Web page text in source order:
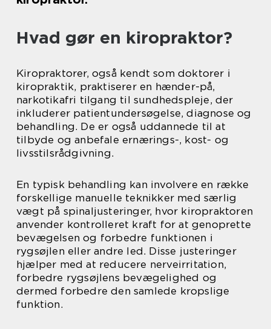
Hvad gør en kiropraktor?
Kiropraktorer, også kendt som doktorer i
kiropraktik, praktiserer en hænder-på,
narkotikafri tilgang til sundhedspleje, der
inkluderer patientundersøgelse, diagnose og
behandling. De er også uddannede til at
tilbyde og anbefale ernærings-, kost- og
livsstilsrådgivning.
En typisk behandling kan involvere en række
forskellige manuelle teknikker med særlig
vægt på spinaljusteringer, hvor kiropraktoren
anvender kontrolleret kraft for at genoprette
bevægelsen og forbedre funktionen i
rygsøjlen eller andre led. Disse justeringer
hjælper med at reducere nerveirritation,
forbedre rygsøjlens bevægelighed og
dermed forbedre den samlede kropslige
funktion.